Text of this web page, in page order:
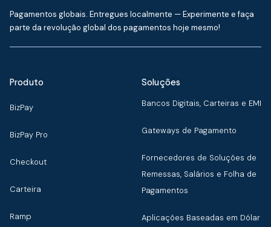
Pagamentos globais. Entregues localmente — Experimente e faça
parte da revolução global dos pagamentos hoje mesmo!
Produto
BizPay
BizPay Pro
Checkout
Carteira
Ramp
Soluções
Bancos Digitais, Carteiras e EMI
Gateways de Pagamento
Fornecedores de Soluções de
Remessas, Salários e Folha de
Pagamentos
Aplicações Baseadas em Dólar